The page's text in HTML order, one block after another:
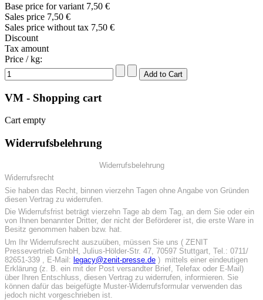
Base price for variant 7,50 €
Sales price 7,50 €
Sales price without tax 7,50 €
Discount
Tax amount
Price / kg:
VM - Shopping cart
Cart empty
Widerrufsbelehrung
Widerrufsbelehrung
Widerrufsrecht
Sie haben das Recht, binnen vierzehn Tagen ohne Angabe von Gründen
diesen Vertrag zu widerrufen.
Die Widerrufsfrist beträgt vierzehn Tage ab dem Tag, an dem Sie oder ein
von Ihnen benannter Dritter, der nicht der Beförderer ist, die erste Ware in
Besitz genommen haben bzw. hat.
Um Ihr Widerrufsrecht auszuüben, müssen Sie uns ( ZENIT
Pressevertrieb GmbH, Julius-Hölder-Str. 47, 70597 Stuttgart, Tel.: 0711/
82651-339 , E-Mail: legacy@zenit-presse.de ) mittels einer eindeutigen
Erklärung (z. B. ein mit der Post versandter Brief, Telefax oder E-Mail)
über Ihren Entschluss, diesen Vertrag zu widerrufen, informieren. Sie
können dafür das beigefügte Muster-Widerrufsformular verwenden das
jedoch nicht vorgeschrieben ist.